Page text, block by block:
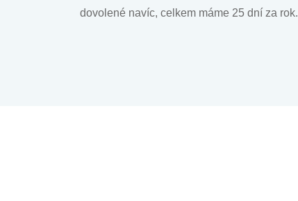
dovolené navíc, celkem máme 25 dní za rok.